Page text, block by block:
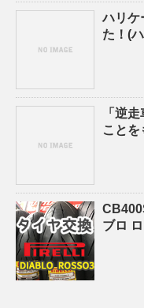
ハリケ
た！(
「逆
ことを
ブロ